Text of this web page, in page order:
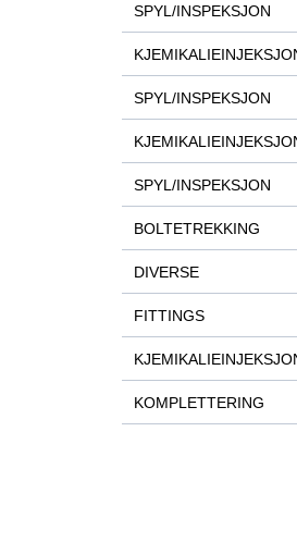
SPYL/INSPEKSJON
SPYL/INSPEKSJON
SPYL/INSPEKSJON
BOLTETREKKING
DIVERSE
FITTINGS
KOMPLETTERING